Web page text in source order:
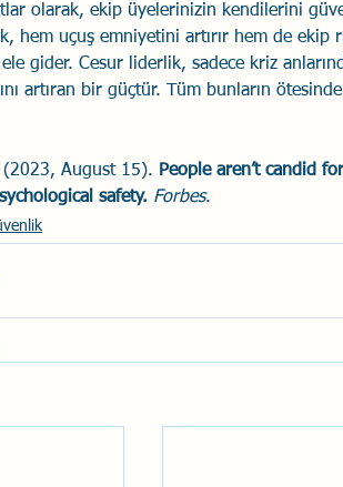
olarak, ekip üyelerinizin kendilerini
hem uçuş emniyetini artırır hem de ekip
gider. Cesur liderlik, sadece kriz
artıran bir güçtür. Tüm bunların
August 15). People aren’t candid
safety. Forbes.